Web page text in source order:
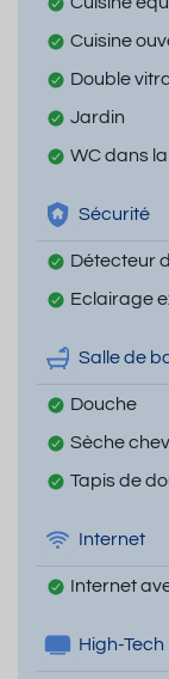
Cuisine
Double
Jardin
WC dans
Sécurité
Détecteur
Eclairage
Salle de
Douche
Sèche
Tapis de
Internet
Internet
High-Tech